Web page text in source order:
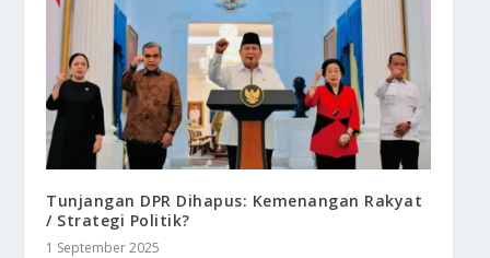
Tunjangan DPR Dihapus: Kemenangan Rakyat
/ Strategi Politik?
1 September 2025